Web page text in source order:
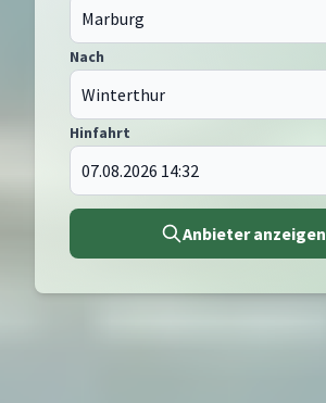
Nach
Hinfahrt
Anbieter anzeigen